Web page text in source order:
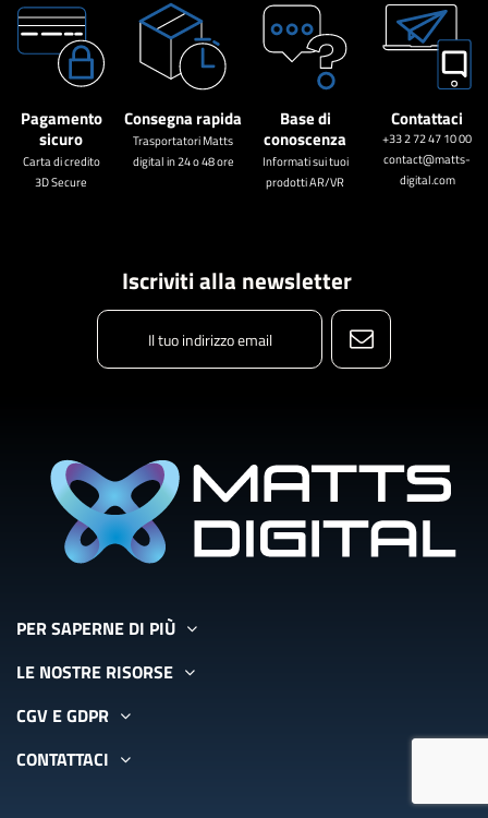
Pagamento
sicuro
Carta di credito
3D Secure
Consegna rapida
Trasportatori Matts
digital in 24 o 48 ore
Base di
conoscenza
Informati sui tuoi
prodotti AR/VR
Contattaci
+33 2 72 47 10 00
contact@matts-
digital.com
Iscriviti alla newsletter
PER SAPERNE DI PIÙ
LE NOSTRE RISORSE
CGV E GDPR
CONTATTACI